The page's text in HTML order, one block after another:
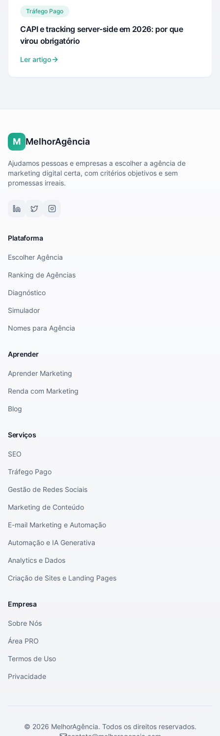
Tráfego Pago
CAPI e tracking server-side em 2026: por que
virou obrigatório
Ler artigo
M MelhorAgência
Ajudamos pessoas e empresas a escolher a agência de
marketing digital certa, com critérios objetivos e sem
promessas irreais.
Plataforma
Escolher Agência
Ranking de Agências
Diagnóstico
Simulador
Nomes para Agência
Aprender
Aprender Marketing
Renda com Marketing
Blog
Serviços
SEO
Tráfego Pago
Gestão de Redes Sociais
Marketing de Conteúdo
E-mail Marketing e Automação
Automação e IA Generativa
Analytics e Dados
Criação de Sites e Landing Pages
Empresa
Sobre Nós
Área PRO
Termos de Uso
Privacidade
© 2026 MelhorAgência. Todos os direitos reservados.